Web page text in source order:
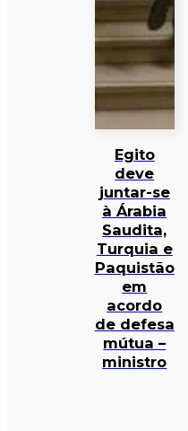
Egito
deve
juntar-se
à Árabia
Saudita,
Turquia e
Paquistão
em
acordo
de defesa
mútua –
ministro